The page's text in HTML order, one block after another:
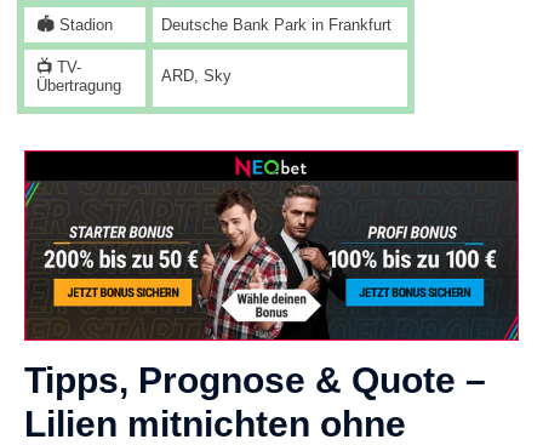
🏟️ Stadion Deutsche Bank Park in Frankfurt
📺 TV-
Übertragung
ARD, Sky
Tipps, Prognose & Quote –
Lilien mitnichten ohne